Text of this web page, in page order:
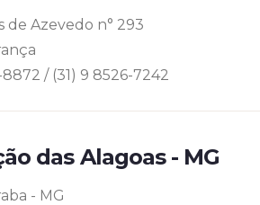
de Azevedo n° 293
8872 / (31) 9 8526-7242
das Alagoas - MG
- MG